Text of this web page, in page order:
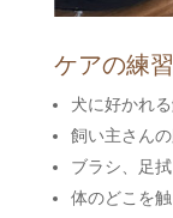
ケアの練習
犬に好かれ
飼い主さん
ブラシ、足
体のどこを